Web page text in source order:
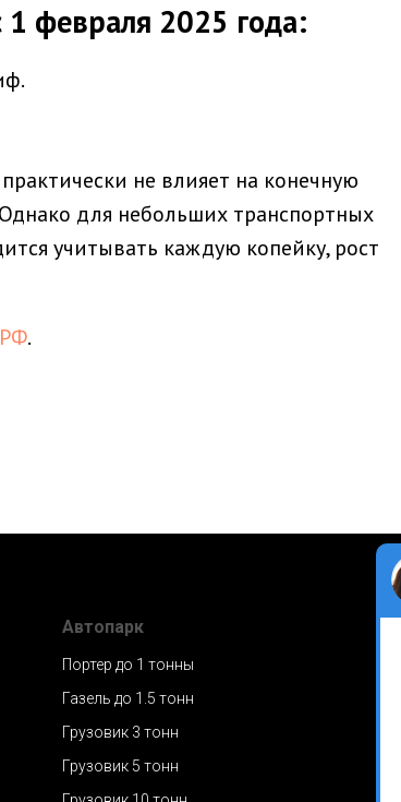
1 февраля 2025 года:
не влияет на конечную
для небольших транспортных
учитывать каждую копейку, рост
.
Автопарк
Портер до 1 тонны
Газель до 1.5 тонн
Грузовик 3 тонн
Грузовик 5 тонн